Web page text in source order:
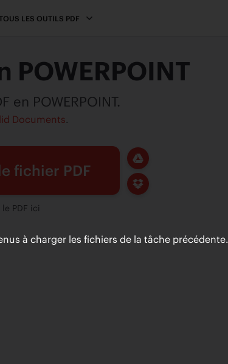
TOUS LES OUTILS PDF
POWERPOINT
en POWERPOINT.
Documents.
fichier PDF
PDF ici
à charger les fichiers de la tâche précédente.